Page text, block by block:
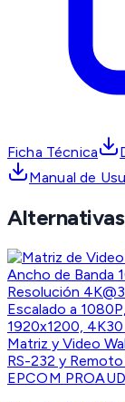
Ficha Técnica
Manual de
EPCOM